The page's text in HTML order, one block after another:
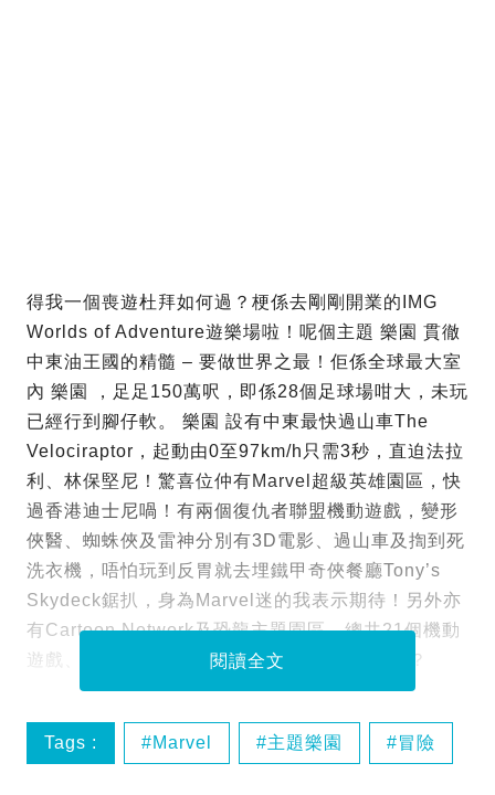
得我一個喪遊杜拜如何過？梗係去剛剛開業的IMG
Worlds of Adventure遊樂場啦！呢個主題 樂園 貫徹
中東油王國的精髓 – 要做世界之最！佢係全球最大室
內 樂園 ，足足150萬呎，即係28個足球場咁大，未玩
已經行到腳仔軟。 樂園 設有中東最快過山車The
Velociraptor，起動由0至97km/h只需3秒，直迫法拉
利、林保堅尼！驚喜位仲有Marvel超級英雄園區，快
過香港迪士尼喎！有兩個復仇者聯盟機動遊戲，變形
俠醫、蜘蛛俠及雷神分別有3D電影、過山車及揈到死
洗衣機，唔怕玩到反胃就去埋鐵甲奇俠餐廳Tony’s
Skydeck鋸扒，身為Marvel迷的我表示期待！另外亦
有Cartoon Network及恐龍主題園區，總共21個機動
遊戲、28間餐廳食肆及25間商店。邊個夠佢勁？
閱讀全文
Tags : Marvel 主題樂園 冒險